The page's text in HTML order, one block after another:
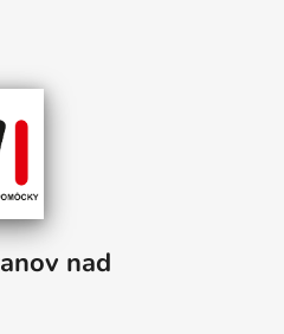
nad